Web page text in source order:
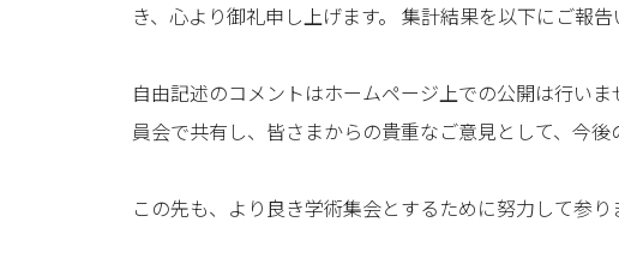
き、心より御礼申し上げます。 集計結果を以下にご報告
自由記述のコメントはホームページ上での公開は行い
員会で共有し、皆さまからの貴重なご意見として、今後
この先も、より良き学術集会とするために努力して参